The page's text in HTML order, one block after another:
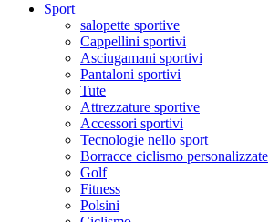
Sport
salopette sportive
Cappellini sportivi
Asciugamani sportivi
Pantaloni sportivi
Tute
Attrezzature sportive
Accessori sportivi
Tecnologie nello sport
Borracce ciclismo personalizzate
Golf
Fitness
Polsini